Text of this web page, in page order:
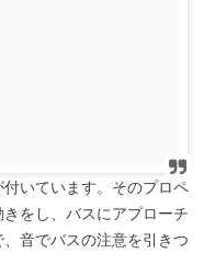
いています。そのプロペ
をし、バスにアプローチ
音でバスの注意を引きつ